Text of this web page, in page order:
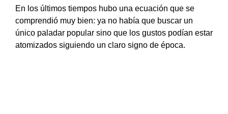
En los últimos tiempos hubo una ecuación que se
comprendió muy bien: ya no había que buscar un
único paladar popular sino que los gustos podían estar
atomizados siguiendo un claro signo de época.